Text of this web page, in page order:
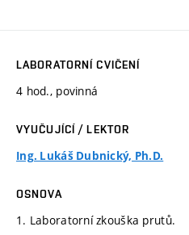
LABORATORNÍ CVIČENÍ
4 hod., povinná
VYUČUJÍCÍ / LEKTOR
Ing. Lukáš Dubnický, Ph.D.
OSNOVA
1. Laboratorní zkouška prutů.